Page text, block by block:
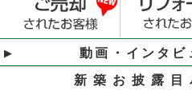
動画・インタビ
新築お披露目